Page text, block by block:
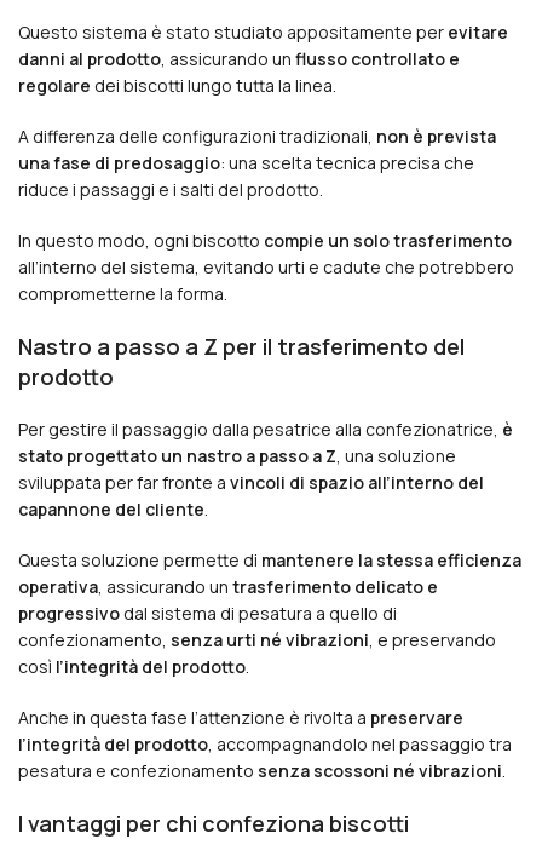
Questo sistema è stato studiato appositamente per evitare
danni al prodotto , assicurando un flusso controllato e
regolare dei biscotti lungo tutta la linea.
A differenza delle configurazioni tradizionali, non è prevista
una fase di predosaggio: una scelta tecnica precisa che
riduce i passaggi e i salti del prodotto.
In questo modo, ogni biscotto compie un solo trasferimento
all’interno del sistema, evitando urti e cadute che potrebbero
comprometterne la forma.
Nastro a passo a Z per il trasferimento del
prodotto
Per gestire il passaggio dalla pesatrice alla confezionatrice, è
stato progettato un nastro a passo a Z , una soluzione
sviluppata per far fronte a vincoli di spazio all’interno del
capannone del cliente
Questa soluzione permette di mantenere la stessa efficienza
operativa , assicurando un trasferimento delicato e
progressivo dal sistema di pesatura a quello di
confezionamento, senza urti né vibrazioni , e preservando
così l’integrità del prodotto
Anche in questa fase l’attenzione è rivolta a preservare
l’integrità del prodotto , accompagnandolo nel passaggio tra
pesatura e confezionamento senza scossoni né vibrazioni
I vantaggi per chi confeziona biscotti